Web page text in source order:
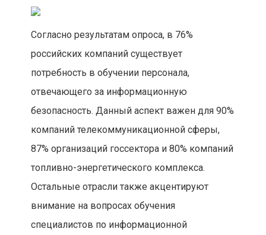
Согласно результатам опроса, в 76%
российских компаний существует
потребность в обучении персонала,
отвечающего за информационную
безопасность. Данный аспект важен для 90%
компаний телекоммуникационной сферы,
87% организаций госсектора и 80% компаний
топливно-энергетического комплекса.
Остальные отрасли также акцентируют
внимание на вопросах обучения
специалистов по информационной